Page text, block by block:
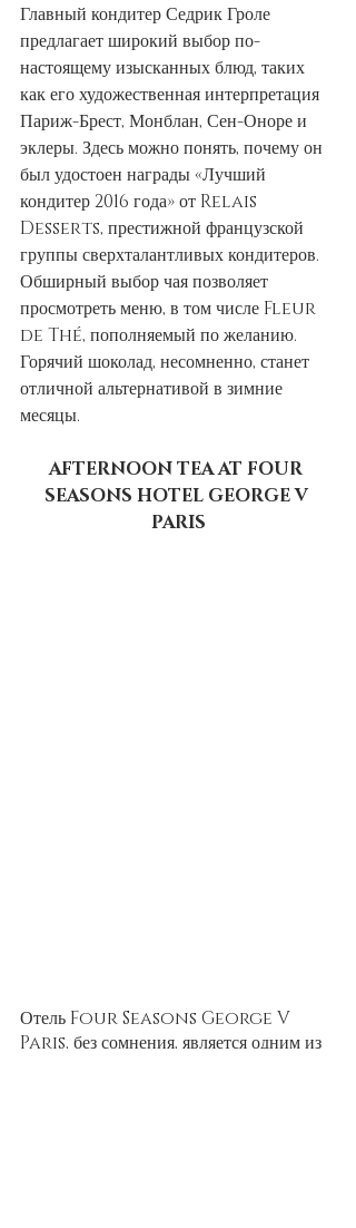
Главный кондитер Седрик Гроле
предлагает широкий выбор по-
настоящему изысканных блюд, таких
как его художественная интерпретация
Париж-Брест, Монблан, Сен-Оноре и
эклеры. Здесь можно понять, почему он
был удостоен награды «Лучший
кондитер 2016 года» от Relais
Desserts, престижной французской
группы сверхталантливых кондитеров.
Обширный выбор чая позволяет
просмотреть меню, в том числе Fleur
de Thé, пополняемый по желанию.
Горячий шоколад, несомненно, станет
отличной альтернативой в зимние
месяцы.
AFTERNOON TEA AT FOUR
SEASONS HOTEL GEORGE V
PARIS
Отель Four Seasons George V
Paris, без сомнения, является одним из